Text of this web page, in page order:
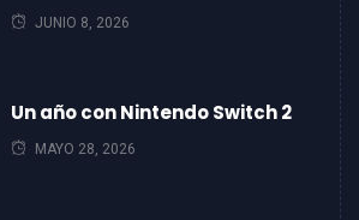
JUNIO 8, 2026
Un año con Nintendo Switch 2
MAYO 28, 2026